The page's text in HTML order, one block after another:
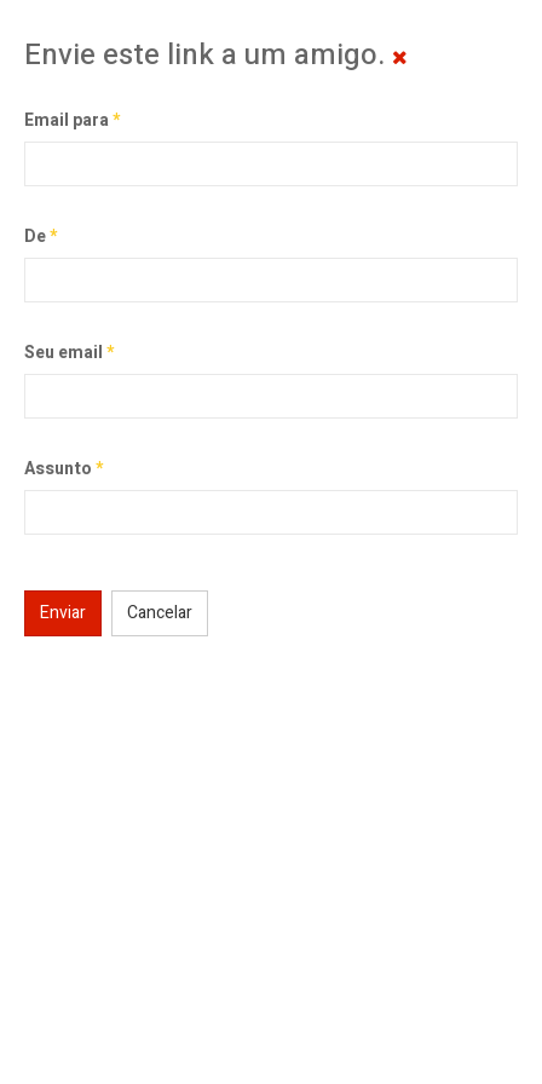
Envie este link a um amigo.
Email para*
De*
Seu email*
Assunto*
Enviar Cancelar